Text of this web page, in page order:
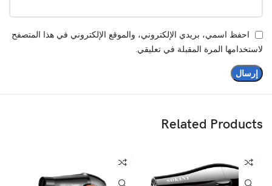
احفظ اسمي، بريدي الإلكتروني، والموقع الإلكتروني في هذا المتصفح
لاستخدامها المرة المقبلة في تعليقي.
Related Products